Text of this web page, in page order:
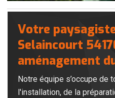
Votre
Selaincourt
aménagement
Notre équipe s’occupe de
l'installation, de la